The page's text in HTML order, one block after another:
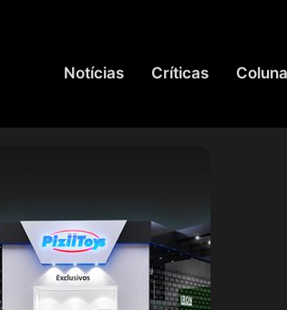
Notícias Críticas